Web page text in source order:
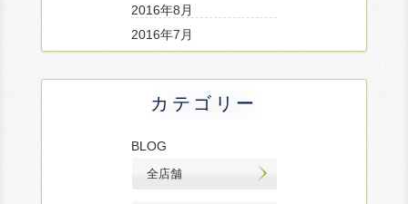
2016年8月
2016年7月
カテゴリー
BLOG
全店舗